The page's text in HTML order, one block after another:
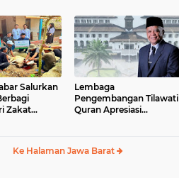
Zakat
Lembaga
Pengembangan Tilawatil
Quran Apresiasi
Ke Halaman Jawa Barat